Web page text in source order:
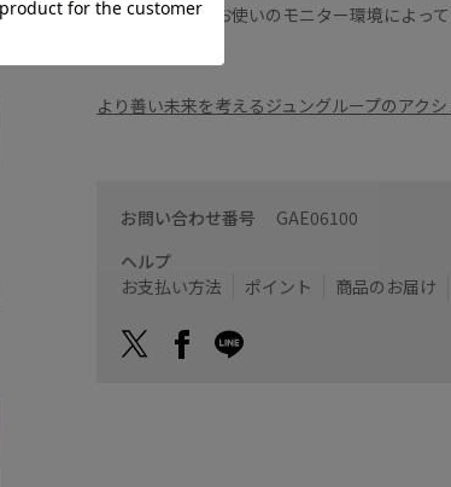
※撮影時の光、お使いのモニター環境によっ
より善い未来を考えるジュングループのアク
お問い合わせ番号 GAE06100
ヘルプ
お支払い方法
ポイント 商品のお届け